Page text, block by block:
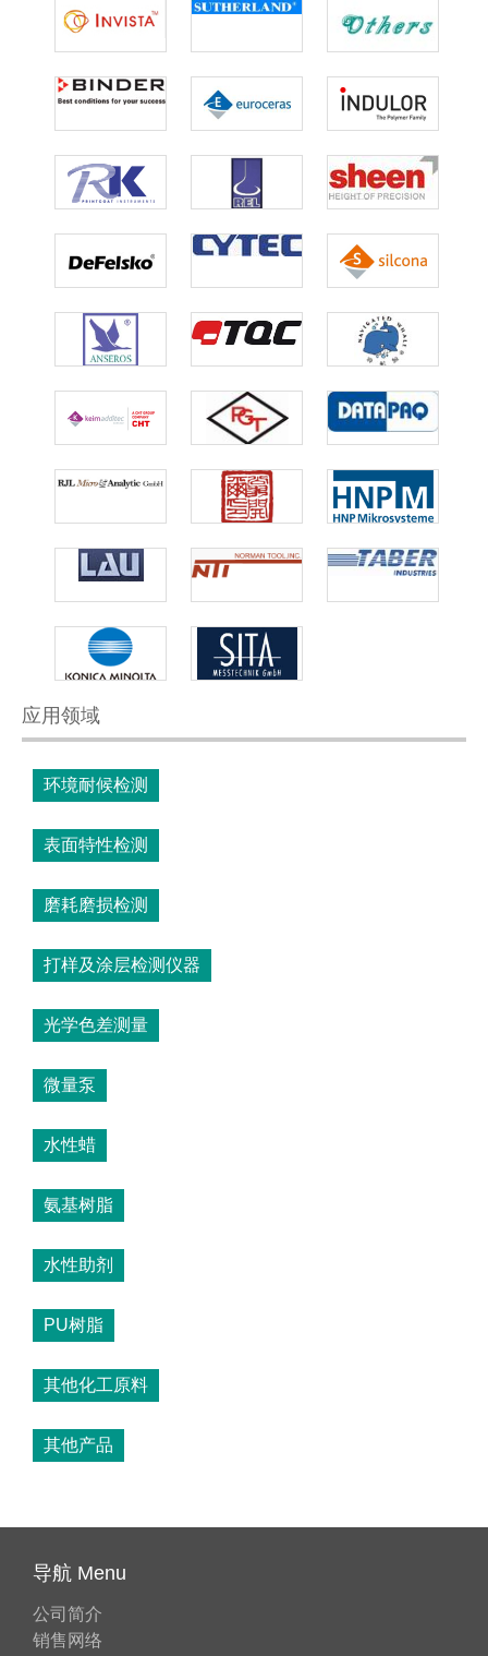
应用领域
环境耐候检测
表面特性检测
磨耗磨损检测
打样及涂层检测仪器
光学色差测量
微量泵
水性蜡
氨基树脂
水性助剂
PU树脂
其他化工原料
其他产品
导航 Menu
公司简介
销售网络